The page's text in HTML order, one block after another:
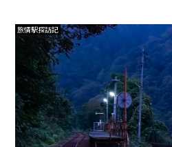
旅情駅探訪記